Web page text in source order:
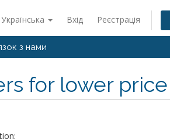
Українська Вхід Реєстрація
з нами
for lower price